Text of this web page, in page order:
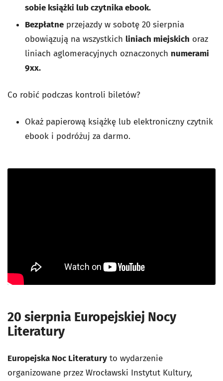
sobie książki lub czytnika ebook.
Bezpłatne przejazdy w sobotę 20 sierpnia
obowiązują na wszystkich liniach miejskich oraz
liniach aglomeracyjnych oznaczonych numerami
9xx.
Co robić podczas kontroli biletów?
Okaż papierową książkę lub elektroniczny czytnik
ebook i podróżuj za darmo.
20 sierpnia Europejskiej Nocy
Literatury
Europejska Noc Literatury to wydarzenie
organizowane przez Wrocławski Instytut Kultury,